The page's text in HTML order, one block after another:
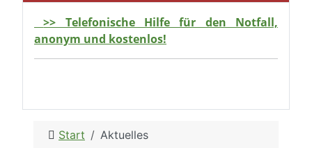
>> Telefonische Hilfe für den Notfall,
anonym und kostenlos!
Start Aktuelles